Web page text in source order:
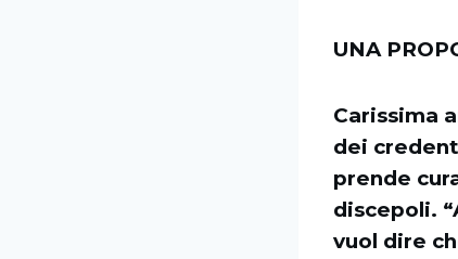
UNA
Carissima
dei
prende
discepoli.
vuol dire